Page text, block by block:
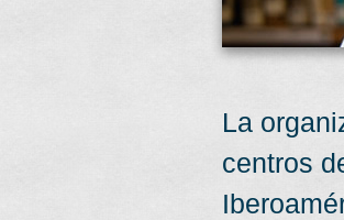
La
centros